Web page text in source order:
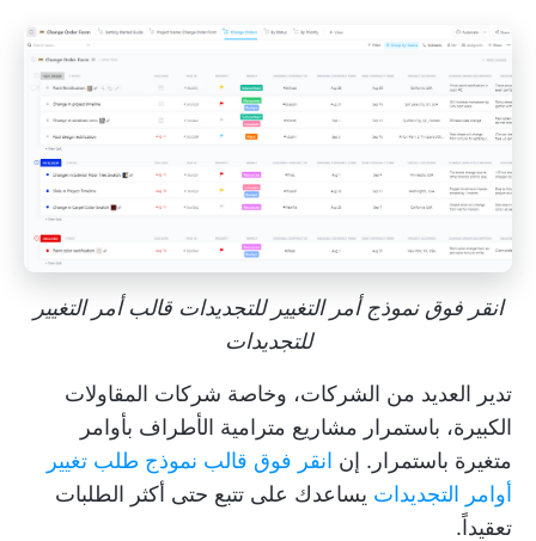
انقر فوق نموذج أمر التغيير للتجديدات قالب أمر التغيير
للتجديدات
تدير العديد من الشركات، وخاصة شركات المقاولات
الكبيرة، باستمرار مشاريع مترامية الأطراف بأوامر
متغيرة باستمرار. إن انقر فوق قالب نموذج طلب تغيير
أوامر التجديدات يساعدك على تتبع حتى أكثر الطلبات
تعقيداً.